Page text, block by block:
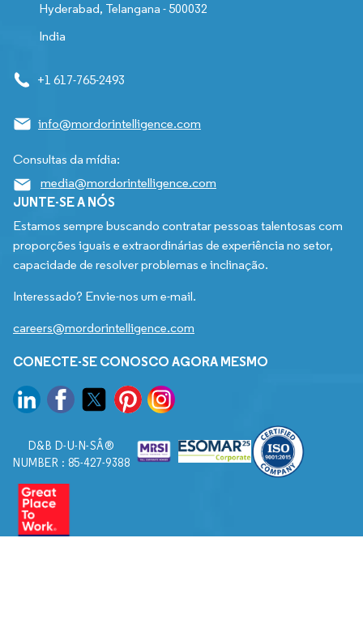
Hyderabad, Telangana - 500032
India
+1 617-765-2493
info@mordorintelligence.com
Consultas da mídia:
media@mordorintelligence.com
JUNTE-SE A NÓS
Estamos sempre buscando contratar pessoas talentosas com
proporções iguais e extraordinárias de experiência no setor,
capacidade de resolver problemas e inclinação.
Interessado? Envie-nos um e-mail.
careers@mordorintelligence.com
CONECTE-SE CONOSCO AGORA MESMO
D&B D-U-N-SÂ®
NUMBER : 85-427-9388